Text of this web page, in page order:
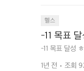
헬스
-11 목표
-11 목표 달성
1년 전 조회